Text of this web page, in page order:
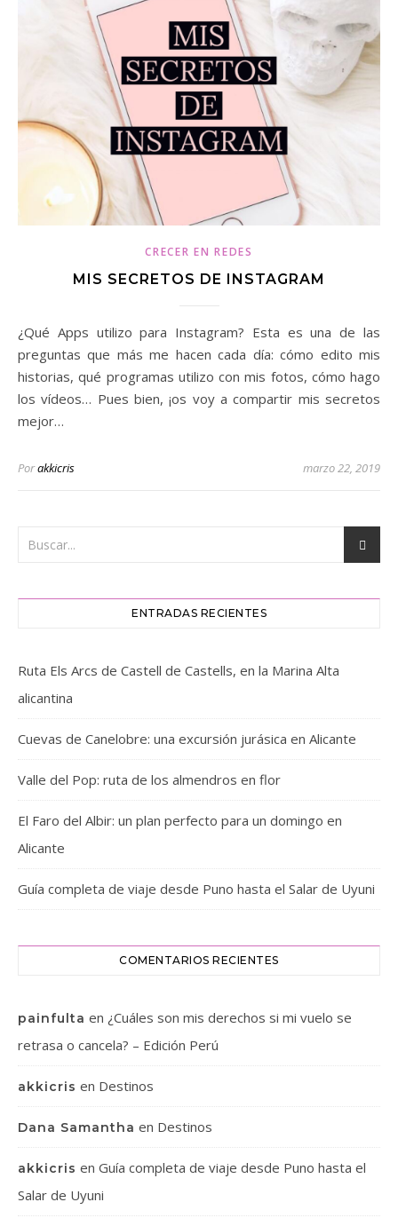
CRECER EN REDES
MIS SECRETOS DE INSTAGRAM
¿Qué Apps utilizo para Instagram? Esta es una de las
preguntas que más me hacen cada día: cómo edito mis
historias, qué programas utilizo con mis fotos, cómo hago
los vídeos… Pues bien, ¡os voy a compartir mis secretos
mejor…
Porakkicris marzo 22, 2019
ENTRADAS RECIENTES
Ruta Els Arcs de Castell de Castells, en la Marina Alta
alicantina
Cuevas de Canelobre: una excursión jurásica en Alicante
Valle del Pop: ruta de los almendros en flor
El Faro del Albir: un plan perfecto para un domingo en
Alicante
Guía completa de viaje desde Puno hasta el Salar de Uyuni
COMENTARIOS RECIENTES
painfulta en ¿Cuáles son mis derechos si mi vuelo se
retrasa o cancela? – Edición Perú
akkicris en Destinos
Dana Samantha en Destinos
akkicris en Guía completa de viaje desde Puno hasta el
Salar de Uyuni